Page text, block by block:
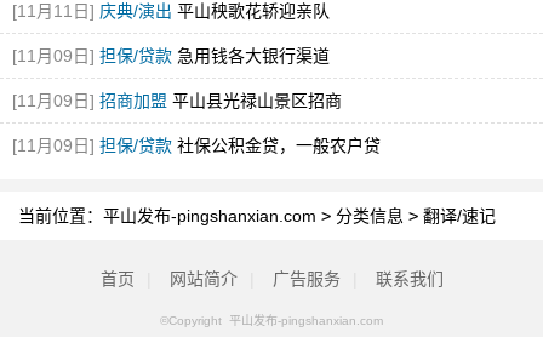
[11月11日] 庆典/演出 平山秧歌花轿迎亲队
[11月09日] 担保/贷款 急用钱各大银行渠道
[11月09日] 招商加盟 平山县光禄山景区招商
[11月09日] 担保/贷款 社保公积金贷，一般农户贷
当前位置： 平山发布-pingshanxian.com > 分类信息 > 翻译/速记
首页 网站简介 广告服务 联系我们
©Copyright 平山发布-pingshanxian.com